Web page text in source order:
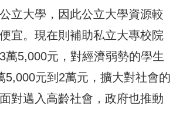
立大學，因此公立大學資源較
宜。現在則補助私立大專校院
萬5,000元，對經濟弱勢的學生
5,000元到2萬元，擴大對社會的
對邁入高齡社會，政府也推動